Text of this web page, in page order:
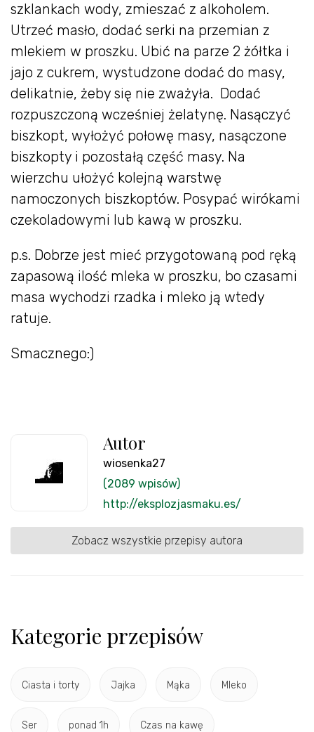
szklankach wody, zmieszać z alkoholem.
Utrzeć masło, dodać serki na przemian z
mlekiem w proszku. Ubić na parze 2 żółtka i
jajo z cukrem, wystudzone dodać do masy,
delikatnie, żeby się nie zważyła. Dodać
rozpuszczoną wcześniej żelatynę. Nasączyć
biszkopt, wyłożyć połowę masy, nasączone
biszkopty i pozostałą część masy. Na
wierzchu ułożyć kolejną warstwę
namoczonych biszkoptów. Posypać wirókami
czekoladowymi lub kawą w proszku.
p.s. Dobrze jest mieć przygotowaną pod ręką
zapasową ilość mleka w proszku, bo czasami
masa wychodzi rzadka i mleko ją wtedy
ratuje.
Smacznego:)
Autor
wiosenka27
(2089 wpisów)
http://eksplozjasmaku.es/
Zobacz wszystkie przepisy autora
Kategorie przepisów
Ciasta i torty Jajka Mąka Mleko
Ser ponad 1h Czas na kawę